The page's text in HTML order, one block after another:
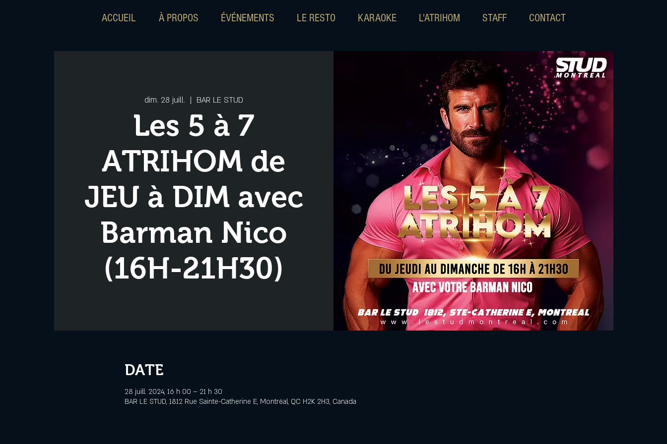
ACCUEIL À PROPOS ÉVÉNEMENTS LE RESTO KARAOKE L'ATRIHOM STAFF CONTACT
dim. 28 juill.
  |
BAR LE STUD
Les 5 à 7
ATRIHOM de
JEU à DIM avec
Barman Nico
(16H-21H30)
DATE
28 juill. 2024, 16 h 00 – 21 h 30
BAR LE STUD, 1812 Rue Sainte-Catherine E, Montréal, QC H2K 2H3, Canada